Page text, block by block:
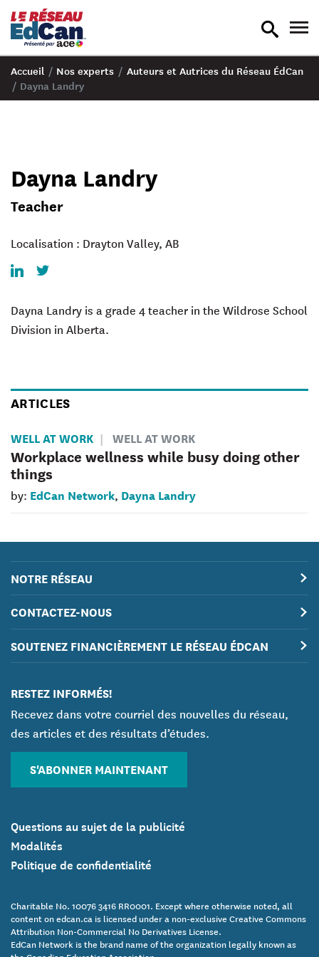
recherche
bascule
Accueil / Nos experts / Auteurs et Autrices du Réseau ÉdCan
/ Dayna Landry
Dayna Landry
Teacher
Localisation : Drayton Valley, AB
LinkedInTwitter
Dayna Landry is a grade 4 teacher in the Wildrose School
Division in Alberta.
ARTICLES
WELL AT WORK WELL AT WORK
Workplace wellness while busy doing other
things
by: EdCan Network, Dayna Landry
NOTRE RÉSEAU
CONTACTEZ-NOUS
SOUTENEZ FINANCIÈREMENT LE RÉSEAU ÉDCAN
RESTEZ INFORMÉS!
Recevez dans votre courriel des nouvelles du réseau,
des articles et des résultats d’études.
S'ABONNER MAINTENANT
Questions au sujet de la publicité
Modalités
Politique de confidentialité
Charitable No. 10076 3416 RR0001. Except where otherwise noted, all
content on edcan.ca is licensed under a non-exclusive Creative Commons
Attribution Non-Commercial No Derivatives License.
EdCan Network is the brand name of the organization legally known as